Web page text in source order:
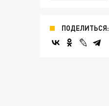
ПОДЕЛИТЬСЯ: